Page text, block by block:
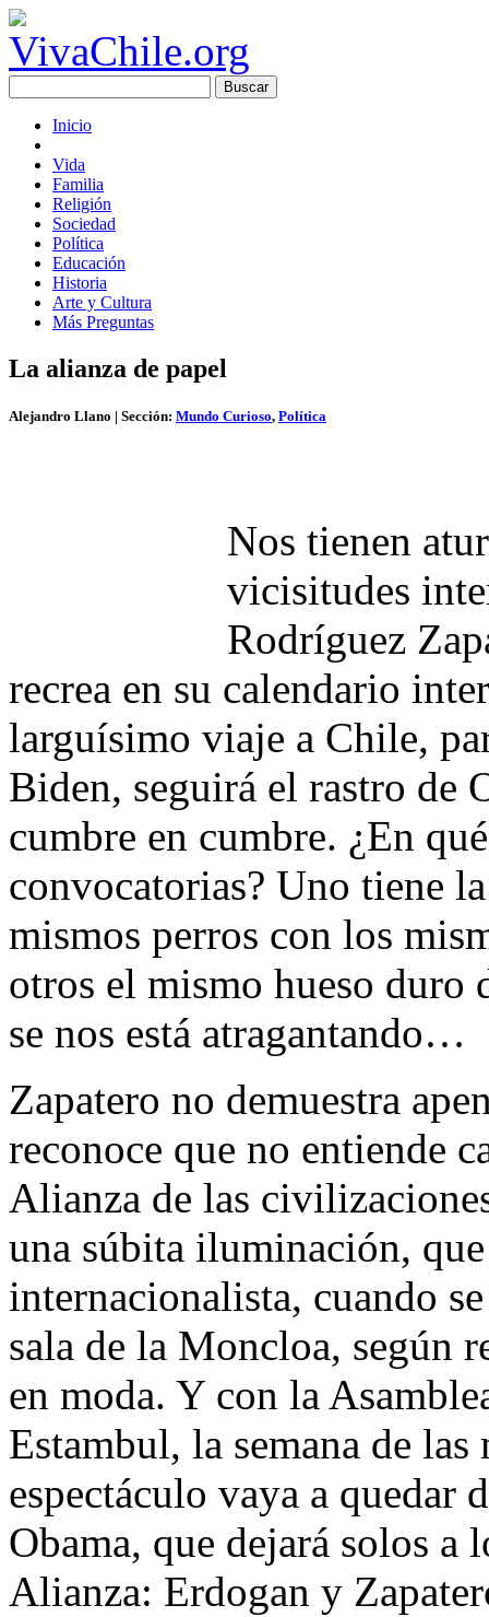
Inicio
Vida
Familia
Religión
Sociedad
Política
Educación
Historia
Arte y Cultura
Más Preguntas
La alianza de papel
Alejandro Llano | Sección: Mundo Curioso, Política
Nos tienen
vicisitudes
Rodríguez
recrea en su calendario
larguísimo viaje a Chile,
Biden, seguirá el rastro de
cumbre en cumbre. ¿En
convocatorias? Uno tiene
mismos perros con los
otros el mismo hueso duro
se nos está atragantando…
Zapatero no demuestra
reconoce que no entiende
Alianza de las
una súbita iluminación,
internacionalista, cuando
sala de la Moncloa, según
en moda. Y con la
Estambul, la semana de
espectáculo vaya a quedar
Obama, que dejará solos a
Alianza: Erdogan y